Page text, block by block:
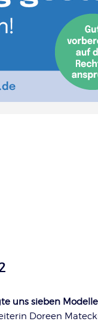
uns sieben
Doreen